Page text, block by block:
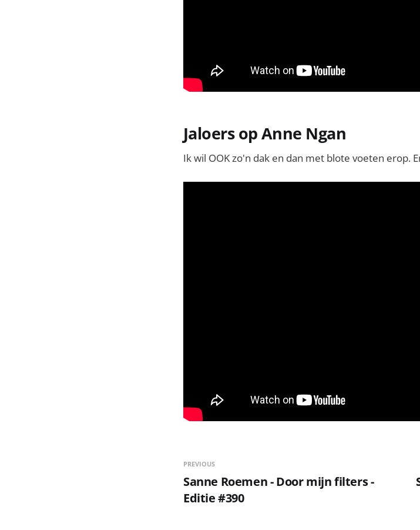
Jaloers op Anne Ngan
Ik wil OOK zo'n dak en dan met blote voeten erop.
PREVIOUS
Sanne Roemen - Door mijn filters -
Editie #390